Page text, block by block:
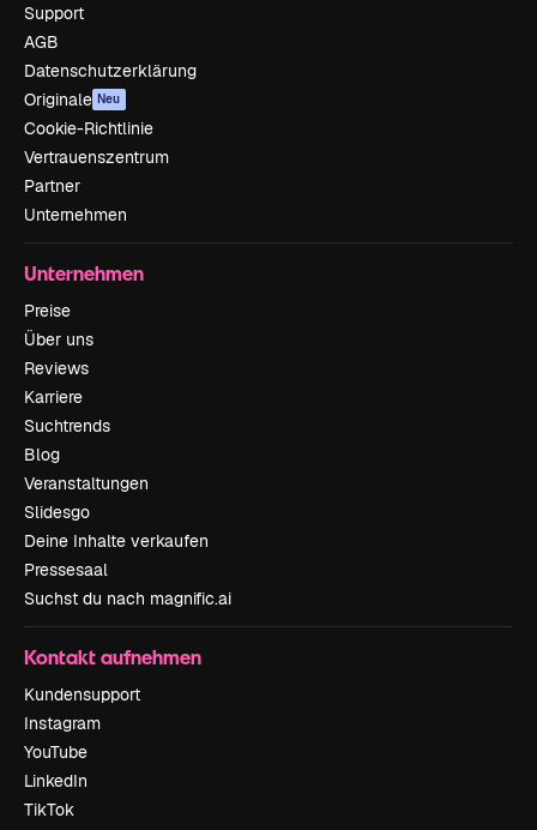
Support
AGB
Datenschutzerklärung
Originale Neu
Cookie-Richtlinie
Vertrauenszentrum
Partner
Unternehmen
Unternehmen
Preise
Über uns
Reviews
Karriere
Suchtrends
Blog
Veranstaltungen
Slidesgo
Deine Inhalte verkaufen
Pressesaal
Suchst du nach magnific.ai
Kontakt aufnehmen
Kundensupport
Instagram
YouTube
LinkedIn
TikTok